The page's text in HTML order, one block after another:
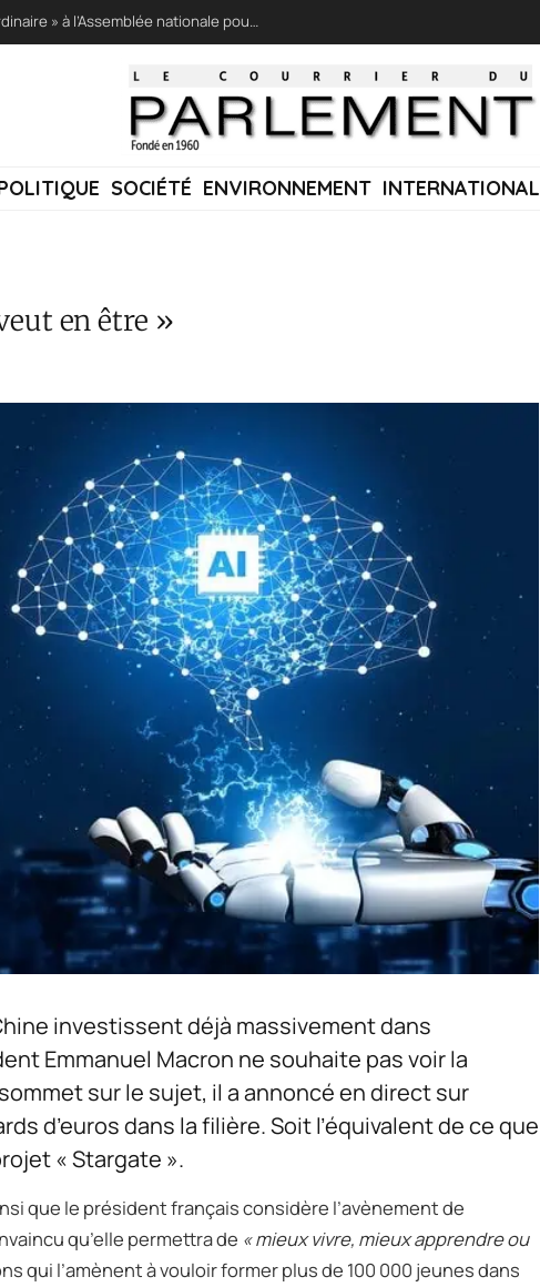
LFI réclame une « session extraordinaire » à l’Assemblée nationale pour lutter contre les incendies
SOCIÉTÉ ENVIRONNEMENT INTERNATIONAL
en être »
investissent déjà massivement dans
Emmanuel Macron ne souhaite pas voir la
sur le sujet, il a annoncé en direct sur
d’euros dans la filière. Soit l’équivalent de ce que
« Stargate ».
que le président français considère l’avènement de
qu’elle permettra de « mieux vivre, mieux apprendre ou
qui l’amènent à vouloir former plus de 100 000 jeunes dans